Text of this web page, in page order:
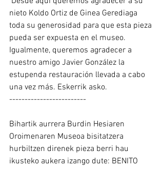
nieto Koldo Ortiz de Ginea Gerediaga
toda su generosidad para que esta pieza
pueda ser expuesta en el museo.
Igualmente, queremos agradecer a
nuestro amigo Javier González la
estupenda restauración llevada a cabo
una vez más. Eskerrik asko.
-------------------------
Bihartik aurrera Burdin Hesiaren
Oroimenaren Museoa bisitatzera
hurbiltzen direnek pieza berri hau
ikusteko aukera izango dute: BENITO